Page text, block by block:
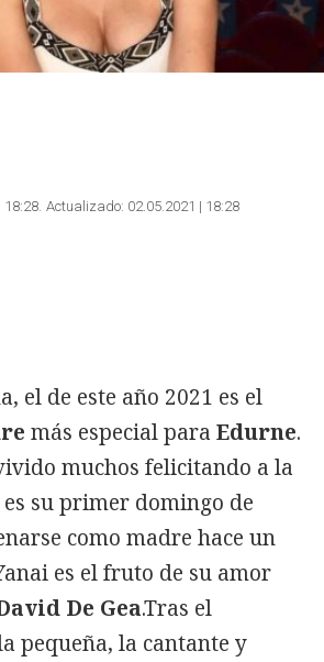
18:28 Actualizado: 02.05.2021 | 18:28
el de este año 2021 es el
más especial para Edurne.
muchos felicitando a la
su primer domingo de
como madre hace un
es el fruto de su amor
De Gea.Tras el
pequeña, la cantante y